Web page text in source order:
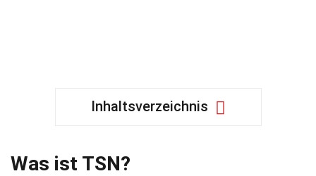
Inhaltsverzeichnis
Was ist TSN?